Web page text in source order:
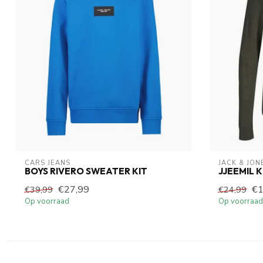
CARS JEANS
BOYS RIVERO SWEATER KIT
€39,99 €27,99
Op voorraad
JACK &
JJEEMIL
€24,99
Op voorraad